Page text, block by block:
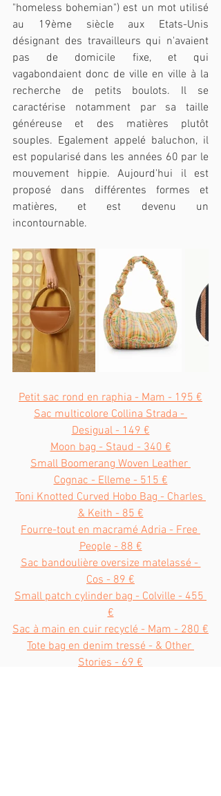
"homeless bohemian") est un mot utilisé
au 19ème siècle aux Etats-Unis
désignant des travailleurs qui n'avaient
pas de domicile fixe, et qui
vagabondaient donc de ville en ville à la
recherche de petits boulots. Il se
caractérise notamment par sa taille
généreuse et des matières plutôt
souples. Egalement appelé baluchon, il
est popularisé dans les années 60 par le
mouvement hippie. Aujourd'hui il est
proposé dans différentes formes et
matières, et est devenu un
incontournable.
Petit sac rond en raphia - Mam - 195 €
Sac multicolore Collina Strada -
Desigual - 149 €
Moon bag - Staud - 340 €
Small Boomerang Woven Leather
Cognac - Elleme - 515 €
Toni Knotted Curved Hobo Bag - Charles
& Keith - 85 €
Fourre-tout en macramé Adria - Free
People - 88 €
Sac bandoulière oversize matelassé -
Cos - 89 €
Small patch cylinder bag - Colville - 455
€
Sac à main en cuir recyclé - Mam - 280 €
Tote bag en denim tressé - & Other
Stories - 69 €